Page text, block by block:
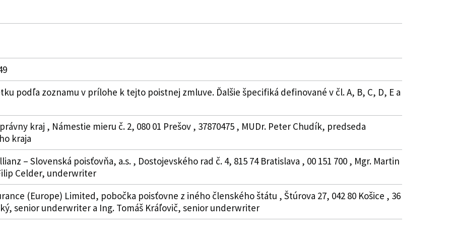
podľa zoznamu v prílohe k tejto poistnej zmluve. Ďalšie špecifiká definované v čl. A, B, C, D, E a
kraj , Námestie mieru č. 2, 080 01 Prešov , 37870475 , MUDr. Peter Chudík, predseda
kraja
– Slovenská poisťovňa, a.s. , Dostojevského rad č. 4, 815 74 Bratislava , 00 151 700 , Mgr. Martin
Celder, underwriter
(Europe) Limited, pobočka poisťovne z iného členského štátu , Štúrova 27, 042 80 Košice , 36
senior underwriter a Ing. Tomáš Kráľovič, senior underwriter